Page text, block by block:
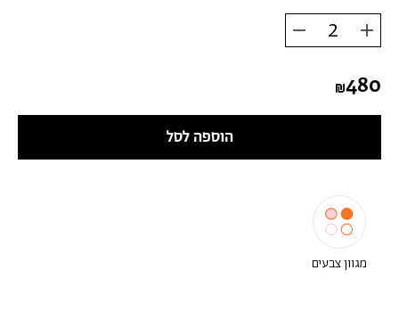
מגוון צבעים
הוסף
מוצר
החסר
מוצר
480
הוספה לסל